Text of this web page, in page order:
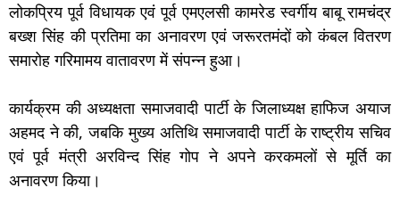
लोकप्रिय पूर्व विधायक एवं पूर्व एमएलसी कामरेड स्वर्गीय बाबू रामचंद्र
बख्श सिंह की प्रतिमा का अनावरण एवं जरूरतमंदों को कंबल वितरण
समारोह गरिमामय वातावरण में संपन्न हुआ।
कार्यक्रम की अध्यक्षता समाजवादी पार्टी के जिलाध्यक्ष हाफिज अयाज
अहमद ने की, जबकि मुख्य अतिथि समाजवादी पार्टी के राष्ट्रीय सचिव
एवं पूर्व मंत्री अरविन्द सिंह गोप ने अपने करकमलों से मूर्ति का
अनावरण किया।